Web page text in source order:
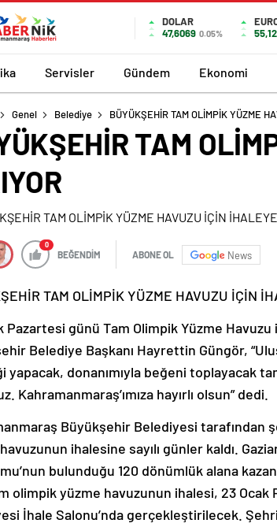
DOLAR
47,6069 0.05%
Servisler Gündem Ekonomi
Genel Belediye BÜYÜKŞEHİR TAM OLİMPİK YÜZME
TAM
0
BEĞENDİM ABONE OL News
TAM OLİMPİK YÜZME HAVUZU İÇİN
Pazartesi günü Tam Olimpik Yüzme
Belediye Başkanı Hayrettin Güngör,
yapacak, donanımıyla beğeni toplayacak
Kahramanmaraş’ımıza hayırlı olsun” dedi.
Büyükşehir Belediyesi tarafından
ihalesine sayılı günler kaldı.
bulunduğu 120 dönümlük alana
olimpik yüzme havuzunun ihalesi, 23 Ocak
İhale Salonu’nda gerçekleştirilecek.